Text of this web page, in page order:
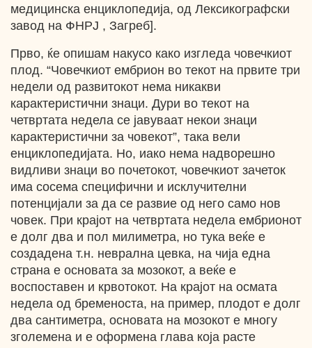
медицинска енциклопедија, од Лексикографски
завод на ФНРЈ , Загреб].
Прво, ќе опишам накусо како изгледа човечкиот
плод. “Човечкиот ембрион во текот на првите три
недели од развитокот нема никакви
карактеристични знаци. Дури во текот на
четвртата недела се јавуваат некои знаци
карактеристични за човекот”, така вели
енциклопедијата. Ho, иако нема надворешно
видливи знаци во почетокот, човечкиот зачеток
има сосема специфични и исклучителни
потенцијали за да се развие од него само нов
човек. При крајот на четвртата недела ембрионот
e долг два и пол милиметра, но тука веќе е
создадена т.н. неврална цевка, на чија една
страна е основата за мозокот, а веќе е
воспоставен и крвотокот. На крајот на осмата
недела од бременоста, на пример, плодот е долг
два сантиметра, основата на мозокот е многу
зголемена и е оформена глава која расте